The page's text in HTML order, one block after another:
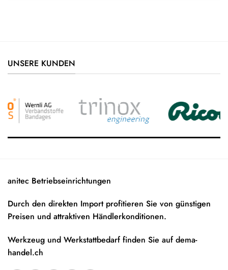
UNSERE KUNDEN
anitec Betriebseinrichtungen
Durch den direkten Import profitieren Sie von günstigen
Preisen und attraktiven Händlerkonditionen.
Werkzeug und Werkstattbedarf finden Sie aufdema-
handel.ch